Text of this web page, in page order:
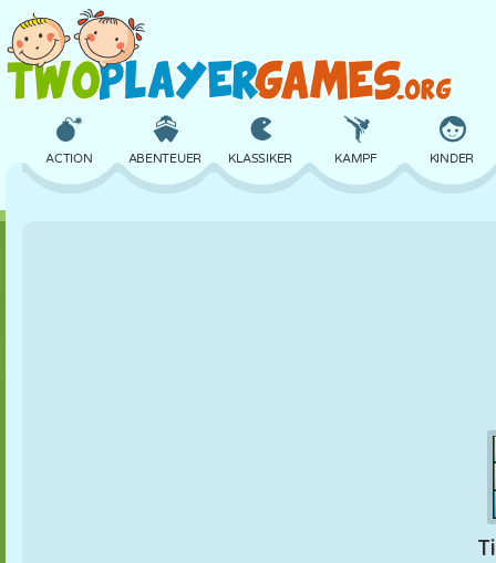
ACTION ABENTEUER KLASSIKER KAMPF KINDER